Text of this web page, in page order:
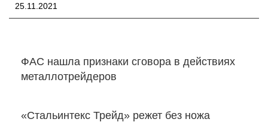
25.11.2021
ФАС нашла признаки сговора в действиях
металлотрейдеров
«Стальинтекс Трейд» режет без ножа